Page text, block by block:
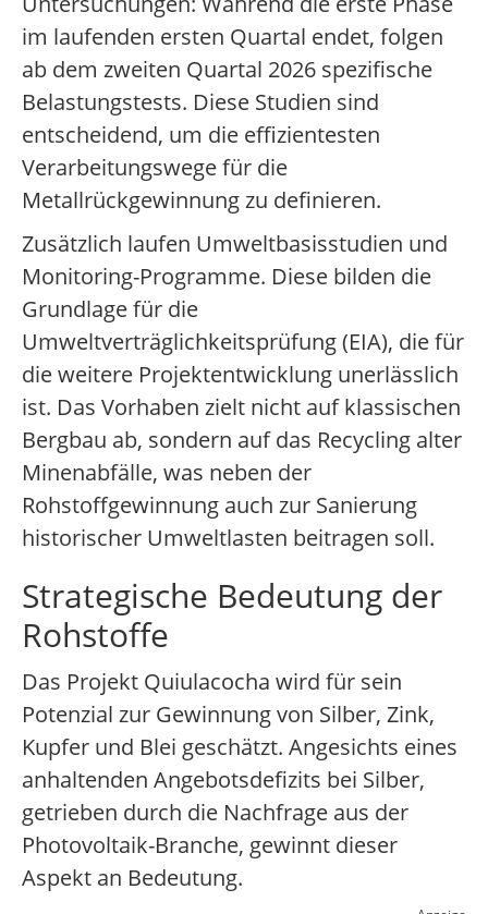
im laufenden ersten Quartal endet, folgen
ab dem zweiten Quartal 2026 spezifische
Belastungstests. Diese Studien sind
entscheidend, um die effizientesten
Verarbeitungswege für die
Metallrückgewinnung zu definieren.
Zusätzlich laufen Umweltbasisstudien und
Monitoring-Programme. Diese bilden die
Grundlage für die
Umweltverträglichkeitsprüfung (EIA), die für
die weitere Projektentwicklung unerlässlich
ist. Das Vorhaben zielt nicht auf klassischen
Bergbau ab, sondern auf das Recycling alter
Minenabfälle, was neben der
Rohstoffgewinnung auch zur Sanierung
historischer Umweltlasten beitragen soll.
Strategische Bedeutung der
Rohstoffe
Das Projekt Quiulacocha wird für sein
Potenzial zur Gewinnung von Silber, Zink,
Kupfer und Blei geschätzt. Angesichts eines
anhaltenden Angebotsdefizits bei Silber,
getrieben durch die Nachfrage aus der
Photovoltaik-Branche, gewinnt dieser
Aspekt an Bedeutung.